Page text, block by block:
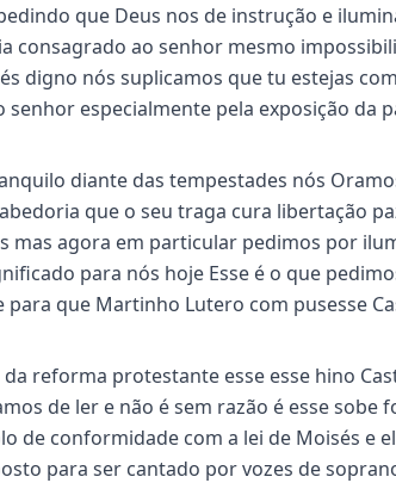
que Deus nos de instrução e
consagrado ao senhor mesmo
digno nós suplicamos que tu estejas
especialmente pela exposição da
diante das tempestades nós
que o seu traga cura libertação
mas agora em particular pedimos por
para nós hoje Esse é o que
para que Martinho Lutero com pusesse
reforma protestante esse esse hino
de ler e não é sem razão é esse
de conformidade com a lei de Moisés e
para ser cantado por vozes de